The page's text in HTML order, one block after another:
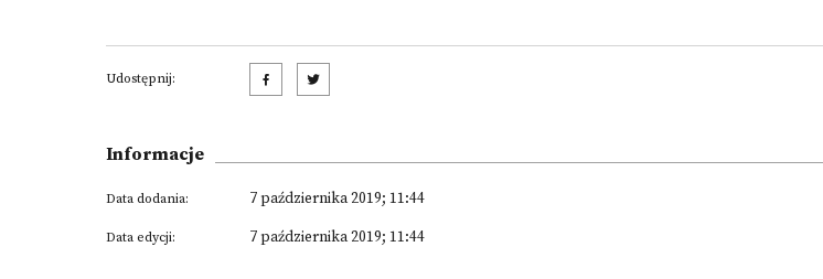
Udostępnij:
Informacje
Data dodania: 7 października 2019; 11:44
Data edycji: 7 października 2019; 11:44